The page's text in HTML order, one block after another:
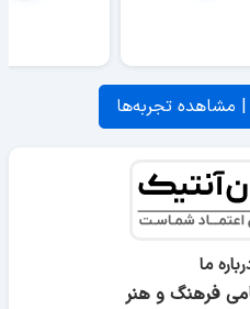
مشاهده تجربه‌ها
ما
فرهنگ و هنر